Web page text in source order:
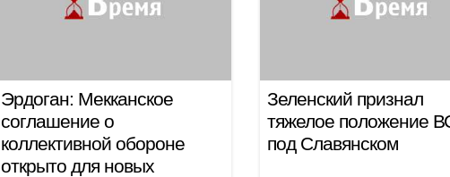
Эрдоган: Мекканское
соглашение о
коллективной обороне
открыто для новых
Зеленский признал
тяжелое положение
под Славянском